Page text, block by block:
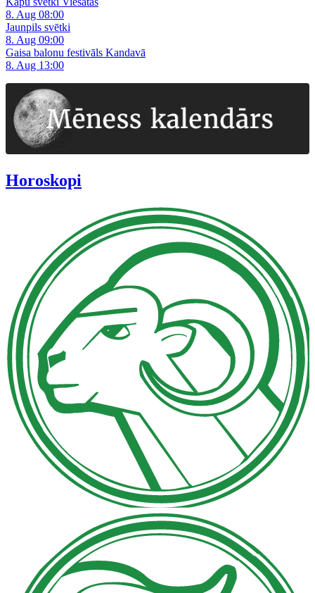
8. Aug 08:00
Jaunpils svētki
8. Aug 09:00
Gaisa balonu festivāls Kandavā
8. Aug 13:00
Horoskopi